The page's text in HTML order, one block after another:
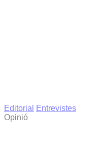
Editorial
Entrevistes
Opinió